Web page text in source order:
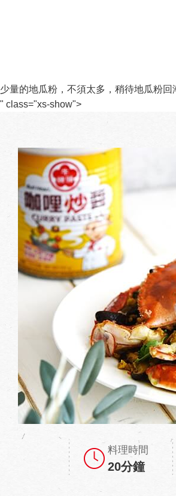
少量的地瓜粉，不須太多，稍待地瓜粉
" class="xs-show">
料理時間
20分鐘